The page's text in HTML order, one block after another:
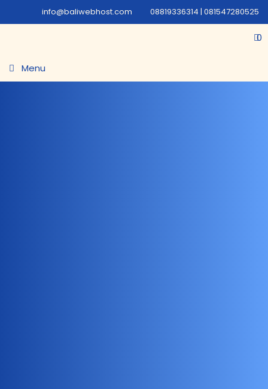
info@baliwebhost.com 08819336314 | 081547280525
0
Menu